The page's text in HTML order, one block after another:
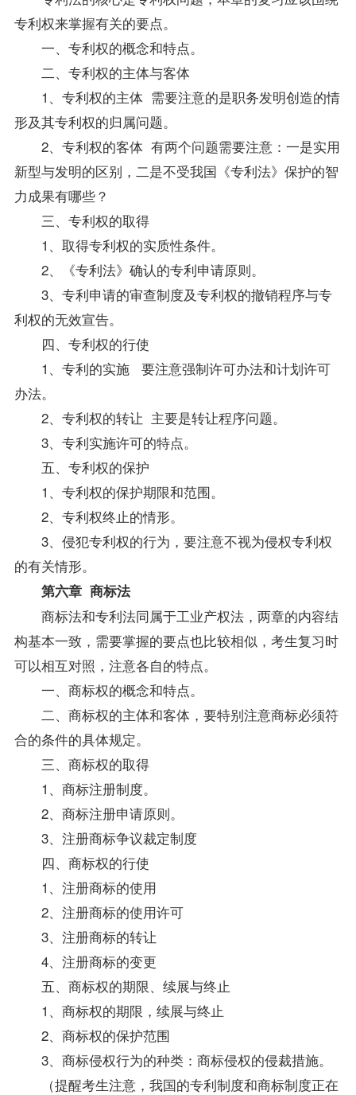
专利权来掌握有关的要点。
一、专利权的概念和特点。
二、专利权的主体与客体
1、专利权的主体 需要注意的是职务发明创造的情
形及其专利权的归属问题。
2、专利权的客体 有两个问题需要注意：一是实用
新型与发明的区别，二是不受我国《专利法》保护的智
力成果有哪些？
三、专利权的取得
1、取得专利权的实质性条件。
2、《专利法》确认的专利申请原则。
3、专利申请的审查制度及专利权的撤销程序与专
利权的无效宣告。
四、专利权的行使
1、专利的实施 要注意强制许可办法和计划许可
办法。
2、专利权的转让 主要是转让程序问题。
3、专利实施许可的特点。
五、专利权的保护
1、专利权的保护期限和范围。
2、专利权终止的情形。
3、侵犯专利权的行为，要注意不视为侵权专利权
的有关情形。
第六章 商标法
商标法和专利法同属于工业产权法，两章的内容结
构基本一致，需要掌握的要点也比较相似，考生复习时
可以相互对照，注意各自的特点。
一、商标权的概念和特点。
二、商标权的主体和客体，要特别注意商标必须符
合的条件的具体规定。
三、商标权的取得
1、商标注册制度。
2、商标注册申请原则。
3、注册商标争议裁定制度
四、商标权的行使
1、注册商标的使用
2、注册商标的使用许可
3、注册商标的转让
4、注册商标的变更
五、商标权的期限、续展与终止
1、商标权的期限，续展与终止
2、商标权的保护范围
3、商标侵权行为的种类：商标侵权的侵裁措施。
（提醒考生注意，我国的专利制度和商标制度正在